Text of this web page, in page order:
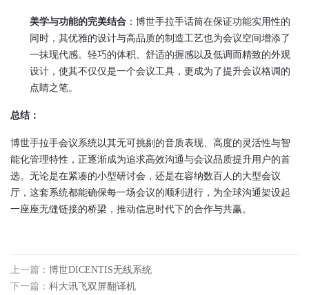
美学与功能的完美结合 ：博世手拉手话筒在保证功能实用性的
同时，其优雅的设计与高品质的制造工艺也为会议空间增添了
一抹现代感。轻巧的体积、舒适的握感以及低调而精致的外观
设计，使其不仅仅是一个会议工具，更成为了提升会议格调的
点睛之笔。
总结：
博世手拉手会议系统以其无可挑剔的音质表现、高度的灵活性与智
能化管理特性，正逐渐成为追求高效沟通与会议品质提升用户的首
选。无论是在紧凑的小型研讨会，还是在容纳数百人的大型会议
厅，这套系统都能确保每一场会议的顺利进行，为全球沟通架设起
一座座无缝链接的桥梁，推动信息时代下的合作与共赢。
上一篇： 博世DICENTIS无线系统
下一篇： 科大讯飞双屏翻译机